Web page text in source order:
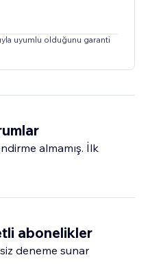
uyumlu olduğunu garanti
almamış. İlk
abonelikler
deneme sunar